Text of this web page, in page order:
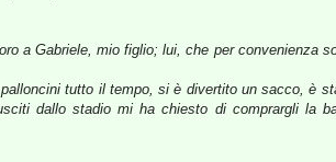
a Gabriele, mio figlio; lui, che per convenienza
tutto il tempo, si è divertito un sacco, è
dallo stadio mi ha chiesto di comprargli la